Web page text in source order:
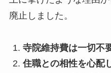
廃止しました。
寺院維持費は一切不
住職との相性を心配